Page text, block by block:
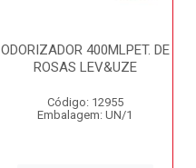
ODORIZADOR 400MLPET. DE
ROSAS LEV&UZE
Código: 12955
Embalagem: UN/1